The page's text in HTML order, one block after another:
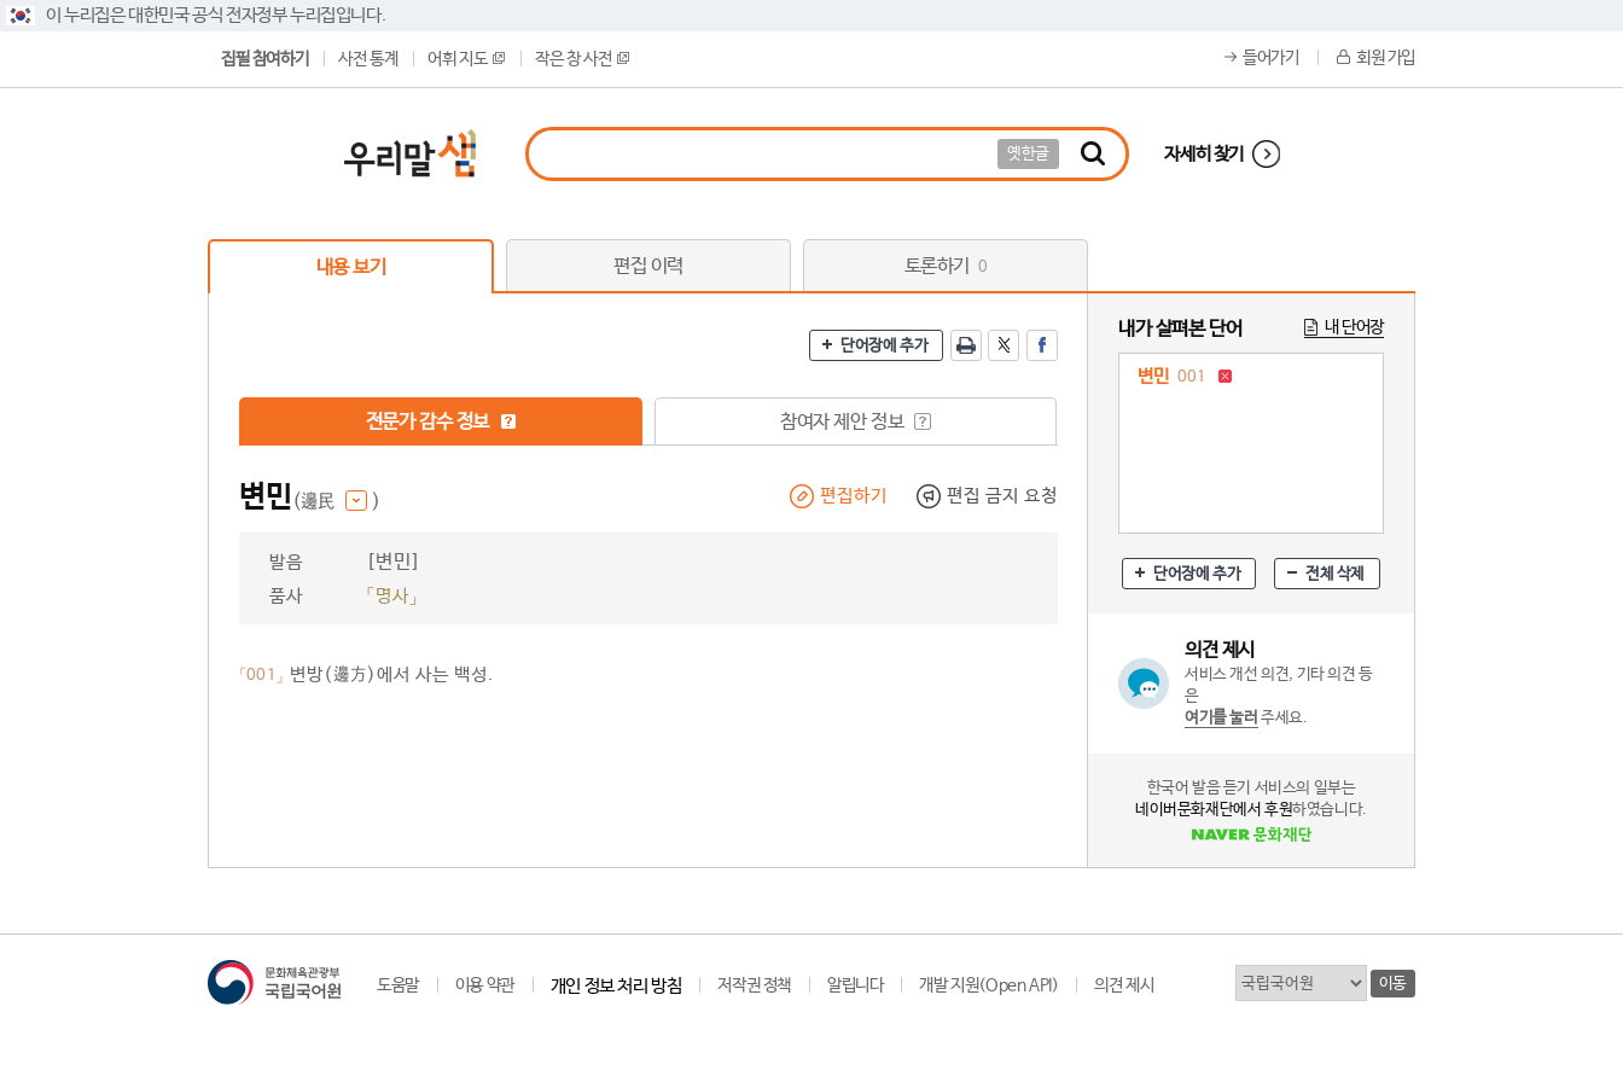
이 누리집은 대한민국 공식 전자정부 누리집입니다.
집필 참여하기 사전 통계 어휘 지도 작은 창 사전 들어가기 회원 가입
옛한글 자세히 찾기
내용 보기 편집 이력 토론하기 0
단어장에 추가
전문가 감수 정보 참여자 제안 정보
변민(邊民 ) 편집하기 편집 금지 요청
발음 [변민]
품사 「명사」
「001」 변방(邊方)에서 사는 백성.
내가 살펴본 단어 내 단어장
변민 001
단어장에 추가 전체 삭제
의견 제시
서비스 개선 의견, 기타 의견 등
은
여기를 눌러 주세요.
한국어 발음 듣기 서비스의 일부는
네이버문화재단에서 후원하였습니다.
도움말 이용 약관 개인 정보 처리 방침 저작권 정책 알립니다 개발 지원(Open API) 의견 제시 이동